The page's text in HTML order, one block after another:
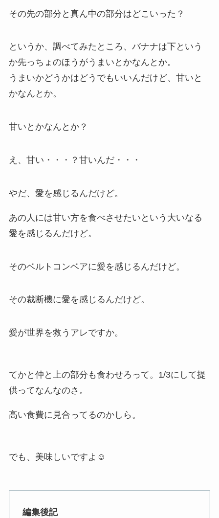
その先の部分と真ん中の部分はどこいった？
というか、調べてみたところ、バナナは下という
か先っちょのほうがうまいとかなんとか。
うまいかどうかはどうでもいいんだけど、甘いと
かなんとか。
甘いとかなんとか？
え、甘い・・・？甘いんだ・・・
やだ、愛を感じるんだけど。
あの人には甘い方を食べさせたいという大いなる
愛を感じるんだけど。
そのベルトコンベアに愛を感じるんだけど。
その裁断機に愛を感じるんだけど。
愛が世界を救うアレですか。
てかと仲と上の部分も食わせろって。1/3にして提
供ってなんなのさ。
高い食費に見合ってるのかしら。
でも、美味しいですよ☺️
編集後記